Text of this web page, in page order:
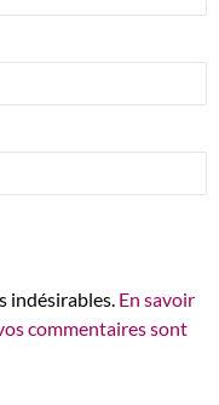
indésirables. En savoir
commentaires sont